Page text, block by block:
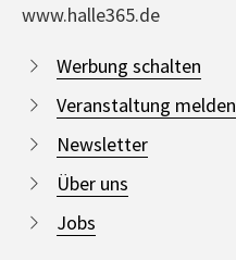
www.halle365.de
Werbung schalten
Veranstaltung melden
Newsletter
Über uns
Jobs